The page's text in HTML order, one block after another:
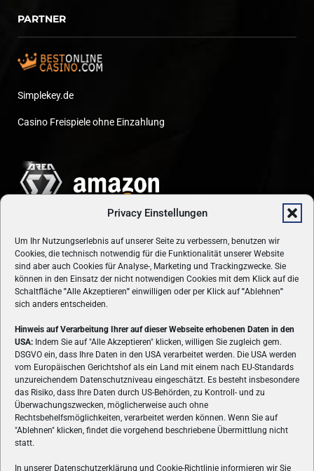
Privacy Einstellungen
Um Ihr Nutzungserlebnis auf unserer Seite zu verbessern, benutzen wir
Cookies, die technisch notwendig für die Funktionalität unserer Website
sind aber auch Cookies für Analyse-, Marketing und Trackingzwecke. Sie
können in den Einsatz der nicht notwendigen Cookies mit dem Klick auf die
Schaltfläche "Alle Akzeptieren" einwilligen oder per Klick auf"Ablehnen"
sich anders entscheiden.
Hinweis auf Verarbeitung Ihrer auf dieser Webseite erhobenen Daten in den
USA: Indem Sie auf "Alle Akzeptieren" klicken, willigen Sie zugleich gem.
DSGVO ein, dass Ihre Daten in den USA verarbeitet werden. Die USA werden
vom Europäischen Gerichtshof als ein Land mit einem nach EU-Standards
unzureichendem Datenschutzniveau eingeschätzt. Es besteht insbesondere
das Risiko, dass Ihre Daten durch US-Behörden, zu Kontroll- und zu
Überwachungszwecken, möglicherweise auch ohne
Rechtsbehelfsmöglichkeiten, verarbeitet werden können. Wenn Sie auf
"Ablehnen" klicken, findet die vorgehend beschriebene Übermittlung nicht
statt.
In unserer Datenschutzerklärung und Cookie-Richtlinie informieren wir Sie
PARTNER
Simplekey.de
Casino Freispiele ohne Einzahlung
ÜBER UNS
VON GAMERN, FÜR GAMER! Gamers.at ist das älteste Online-
Spielemagazin Österreichs und bringt täglich aktuelle News,
Reviews und Videos zu PC- und Konsolenspielen, Gaming-
Hardware und aus der Welt des e-Sport's.